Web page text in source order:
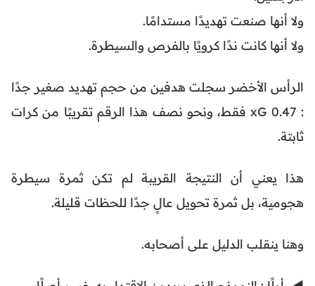
ولا أنها صنعت تهديدًا مستدامًا.
ولا أنها كانت ندًا كرويًا بالفرص والسيطرة.
الرأس الأخضر سجلت هدفين من حجم تهديد صغير جدًا
: 0.47 xG فقط، ونحو نصف هذا الرقم تقريبًا من كرات
ثابتة.
هذا يعني أن النتيجة القريبة لم تكن ثمرة سيطرة
هجومية، بل ثمرة تحويل عالٍ جدًا للحظات قليلة.
وهنا ينقلب الدليل على أصحابه.